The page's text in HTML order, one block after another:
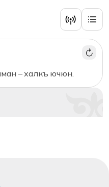
– халкъ ючюн.